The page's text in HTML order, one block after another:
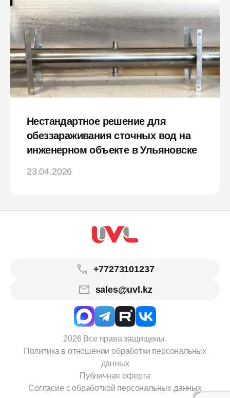
Нестандартное решение для
обеззараживания сточных вод на
инженерном объекте в Ульяновске
23.04.2026
+77273101237
sales@uvl.kz
2026 Все права защищены.
Политика в отношении обработки персональных
данных
Публичная оферта
Согласие с обработкой персональных данных